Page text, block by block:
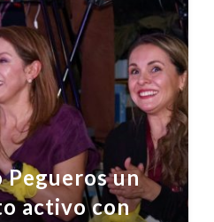
Pegueros un
activo con